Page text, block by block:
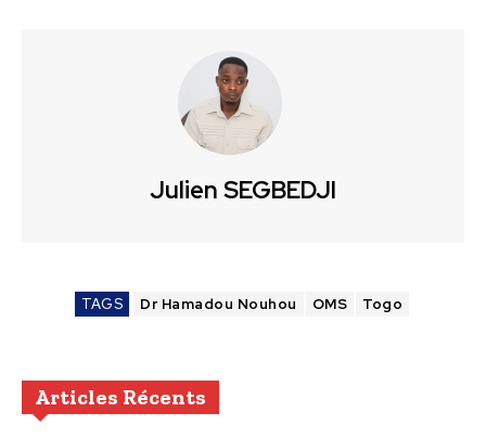
Julien SEGBEDJI
TAGS Dr Hamadou Nouhou OMS Togo
Articles Récents